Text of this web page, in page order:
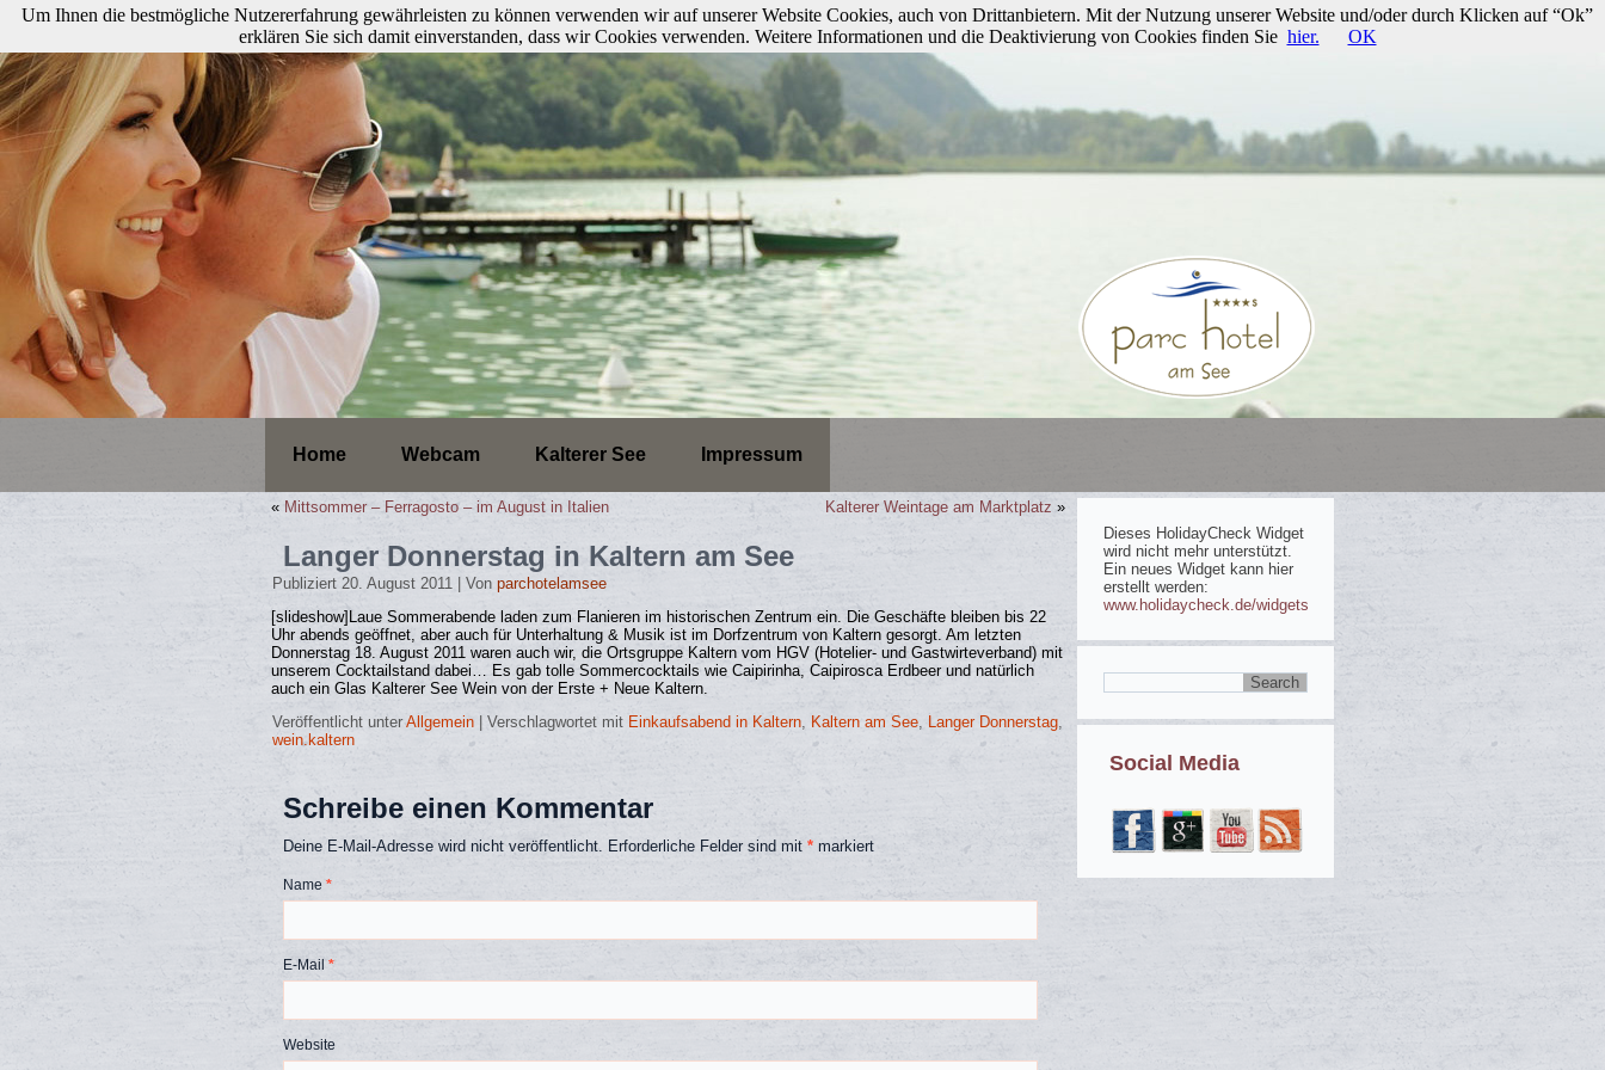
Home Webcam Kalterer See Impressum
« Mittsommer – Ferragosto – im August in Italien Kalterer Weintage am Marktplatz »
Langer Donnerstag in Kaltern am See
Publiziert 20. August 2011 Von parchotelamsee
[slideshow]Laue Sommerabende laden zum Flanieren im historischen Zentrum ein. Die Geschäfte bleiben bis 22
Uhr abends geöffnet, aber auch für Unterhaltung & Musik ist im Dorfzentrum von Kaltern gesorgt. Am letzten
Donnerstag 18. August 2011 waren auch wir, die Ortsgruppe Kaltern vom HGV (Hotelier- und Gastwirteverband) mit
unserem Cocktailstand dabei… Es gab tolle Sommercocktails wie Caipirinha, Caipirosca Erdbeer und natürlich
auch ein Glas Kalterer See Wein von der Erste + Neue Kaltern.
Veröffentlicht unter Allgemein Verschlagwortet mit Einkaufsabend in Kaltern, Kaltern am See, Langer Donnerstag,
wein.kaltern
Schreibe einen Kommentar
Deine E-Mail-Adresse wird nicht veröffentlicht. Erforderliche Felder sind mit * markiert
Name *
E-Mail *
Website
Dieses HolidayCheck Widget
wird nicht mehr unterstützt.
Ein neues Widget kann hier
erstellt werden:
www.holidaycheck.de/widgets
Social Media
Um Ihnen die bestmögliche Nutzererfahrung gewährleisten zu können verwenden wir auf unserer Website Cookies, auch von Drittanbietern. Mit der Nutzung unserer Website und/oder durch Klicken auf “Ok”
erklären Sie sich damit einverstanden, dass wir Cookies verwenden. Weitere Informationen und die Deaktivierung von Cookies finden Sie hier. OK